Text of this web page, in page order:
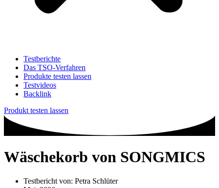
Testberichte
Das TSO-Verfahren
Produkte testen lassen
Testvideos
Backlink
Produkt testen lassen
Wäschekorb von SONGMICS
Testbericht von: Petra Schlüter